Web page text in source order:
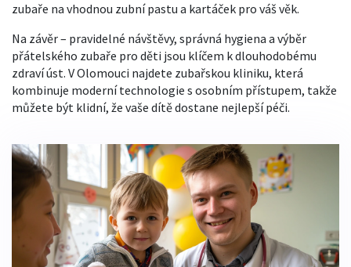
zubaře na vhodnou zubní pastu a kartáček pro váš věk.
Na závěr – pravidelné návštěvy, správná hygiena a výběr
přátelského zubaře pro děti jsou klíčem k dlouhodobému
zdraví úst. V Olomouci najdete zubařskou kliniku, která
kombinuje moderní technologie s osobním přístupem, takže
můžete být klidní, že vaše dítě dostane nejlepší péči.